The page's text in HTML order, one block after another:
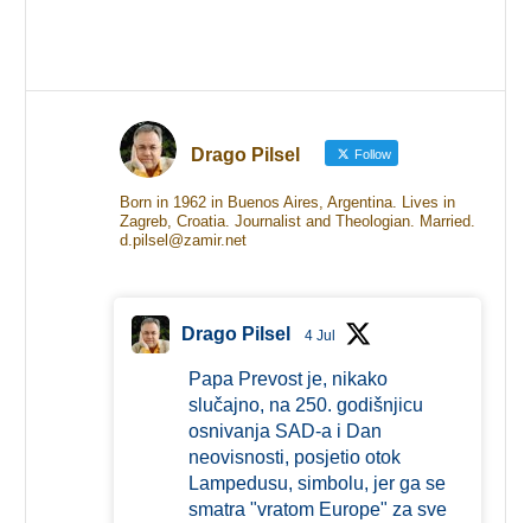
Drago Pilsel Follow
Born in 1962 in Buenos Aires, Argentina. Lives in
Zagreb, Croatia. Journalist and Theologian. Married.
d.pilsel@zamir.net
Drago Pilsel 4 Jul
Papa Prevost je, nikako
slučajno, na 250. godišnjicu
osnivanja SAD-a i Dan
neovisnosti, posjetio otok
Lampedusu, simbolu, jer ga se
smatra "vratom Europe" za sve